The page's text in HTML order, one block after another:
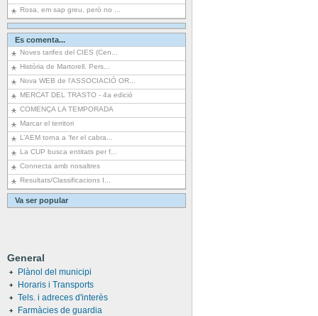
Rosa, em sap greu, però no ...
Es comenta...
Noves tarifes del CIES (Cen...
Història de Martorell. Pers...
Nova WEB de l'ASSOCIACIÓ OR...
MERCAT DEL TRASTO - 4a edició
COMENÇA LA TEMPORADA
Marcar el territori
L’AEM torna a ‘fer el cabra...
La CUP busca entitats per f...
Connecta amb nosaltres
Resultats/Classificacions I...
Va ser popular
General
Plànol del municipi
Horaris i Transports
Tels. i adreces d'interès
Farmàcies de guardia